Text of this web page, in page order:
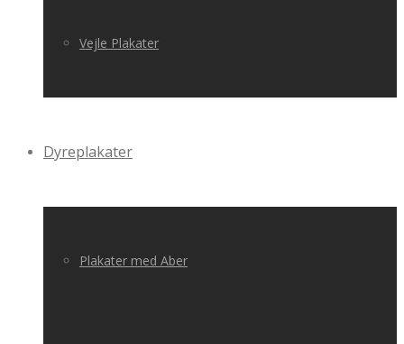
Vejle Plakater
Dyreplakater
Plakater med Aber